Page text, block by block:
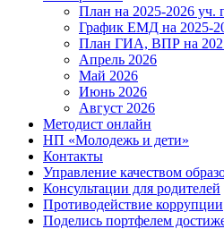
План на 2025-2026 уч.
График ЕМД на 2025-
План ГИА, ВПР на
Апрель 2026
Май 2026
Июнь 2026
Август 2026
Методист онлайн
НП «Молодежь и дети»
Контакты
Управление качеством
Консультации для родителей
Противодействие коррупции
Поделись портфелем